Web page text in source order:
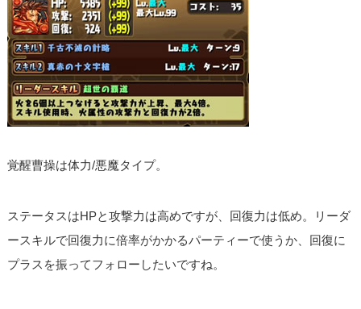
覚醒曹操は体力/悪魔タイプ。
ステータスはHPと攻撃力は高めですが、回復力は低め。リーダ
ースキルで回復力に倍率がかかるパーティーで使うか、回復に
プラスを振ってフォローしたいですね。